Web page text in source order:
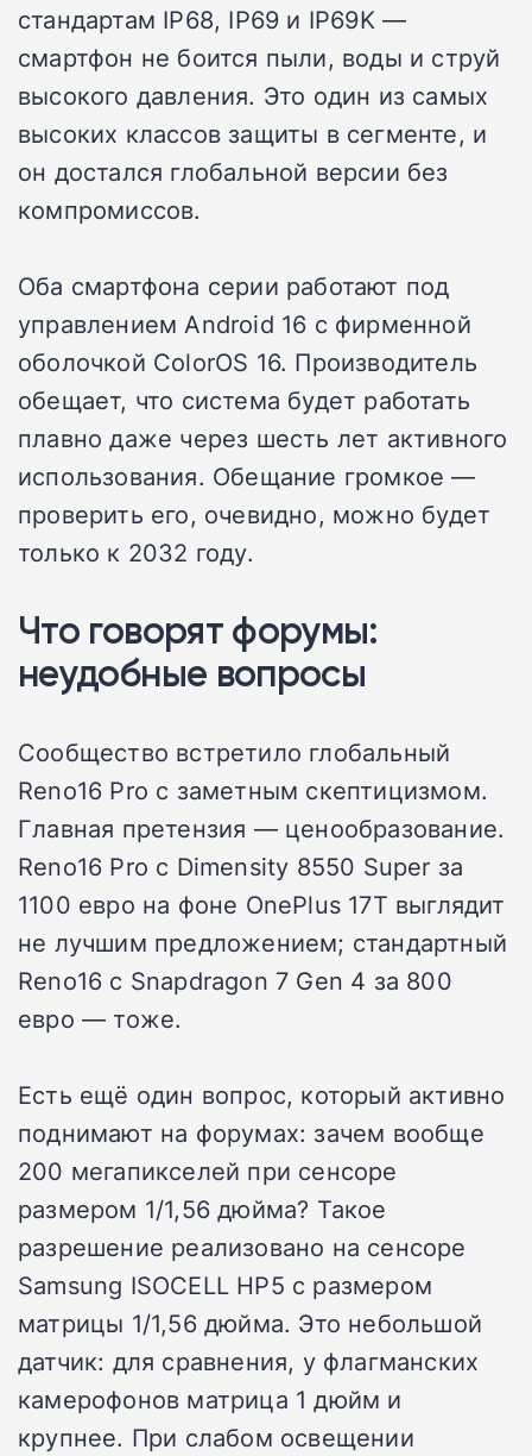
стандартам IP68, IP69 и IP69K —
смартфон не боится пыли, воды и струй
высокого давления. Это один из самых
высоких классов защиты в сегменте, и
он достался глобальной версии без
компромиссов.
Оба смартфона серии работают под
управлением Android 16 с фирменной
оболочкой ColorOS 16. Производитель
обещает, что система будет работать
плавно даже через шесть лет активного
использования. Обещание громкое —
проверить его, очевидно, можно будет
только к 2032 году.
Что говорят форумы:
неудобные вопросы
Сообщество встретило глобальный
Reno16 Pro с заметным скептицизмом.
Главная претензия — ценообразование.
Reno16 Pro с Dimensity 8550 Super за
1100 евро на фоне OnePlus 17T выглядит
не лучшим предложением; стандартный
Reno16 с Snapdragon 7 Gen 4 за 800
евро — тоже.
Есть ещё один вопрос, который активно
поднимают на форумах: зачем вообще
200 мегапикселей при сенсоре
размером 1/1,56 дюйма? Такое
разрешение реализовано на сенсоре
Samsung ISOCELL HP5 с размером
матрицы 1/1,56 дюйма. Это небольшой
датчик: для сравнения, у флагманских
камерофонов матрица 1 дюйм и
крупнее. При слабом освещении